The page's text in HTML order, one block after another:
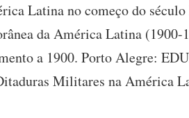
Latina no começo do
da América Latina
a 1900. Porto Alegre:
Militares na América